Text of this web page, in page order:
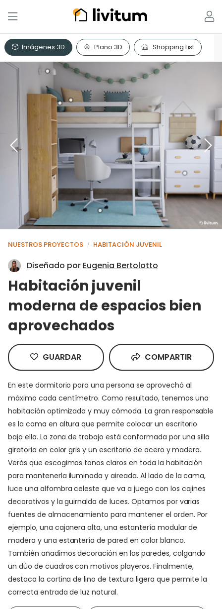
Imágenes 3D Plano 3D Shopping List
NUESTROS PROYECTOS / HABITACIÓN JUVENIL
Diseñado por Eugenia Bertolotto
Habitación juvenil
moderna de espacios bien
aprovechados
GUARDAR COMPARTIR
En este dormitorio para una persona se aprovechó al
máximo cada centímetro. Como resultado, tenemos una
habitación optimizada y muy cómoda. La gran responsable
es la cama en altura que permite colocar un escritorio
bajo ella. La zona de trabajo está conformada por una silla
giratoria en color gris y un escritorio de acero y madera.
Verás que escogimos tonos claros en toda la habitación
para mantenerla iluminada y aireada. Al lado de la cama,
luce una alfombra celeste que va a juego con los cojines
decorativos y la guirnalda de luces. Optamos por varias
fuentes de almacenamiento para mantener el orden. Por
ejemplo, una cajonera alta, una estantería modular de
madera y una estantería de pared en color blanco.
También añadimos decoración en las paredes, colgando
un dúo de cuadros con motivos playeros. Finalmente,
destaca la cortina de lino de textura ligera que permite la
correcta entrada de luz natural.